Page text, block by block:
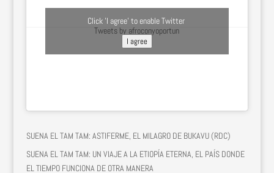
Tweets by afroconyoportun
Click 'I agree' to enable Twitter
I agree
SUENA EL TAM TAM: ASTIFERME, EL MILAGRO DE BUKAVU (RDC)
SUENA EL TAM TAM: UN VIAJE A LA ETIOPÍA ETERNA, EL PAÍS DONDE
EL TIEMPO FUNCIONA DE OTRA MANERA